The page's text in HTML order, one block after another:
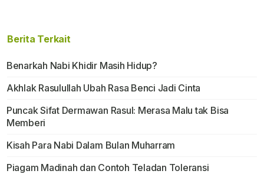
Berita Terkait
Benarkah Nabi Khidir Masih Hidup?
Akhlak Rasulullah Ubah Rasa Benci Jadi Cinta
Puncak Sifat Dermawan Rasul: Merasa Malu tak Bisa
Memberi
Kisah Para Nabi Dalam Bulan Muharram
Piagam Madinah dan Contoh Teladan Toleransi